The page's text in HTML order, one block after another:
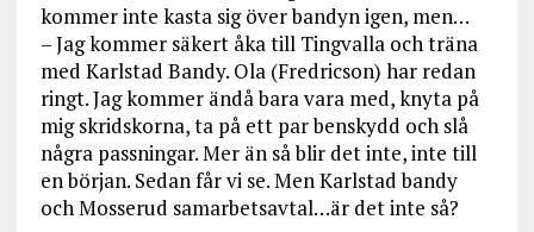
kommer inte kasta sig över bandyn igen, men…
– Jag kommer säkert åka till Tingvalla och träna
med Karlstad Bandy. Ola (Fredricson) har redan
ringt. Jag kommer ändå bara vara med, knyta på
mig skridskorna, ta på ett par benskydd och slå
några passningar. Mer än så blir det inte, inte till
en början. Sedan får vi se. Men Karlstad bandy
och Mosserud samarbetsavtal…är det inte så?